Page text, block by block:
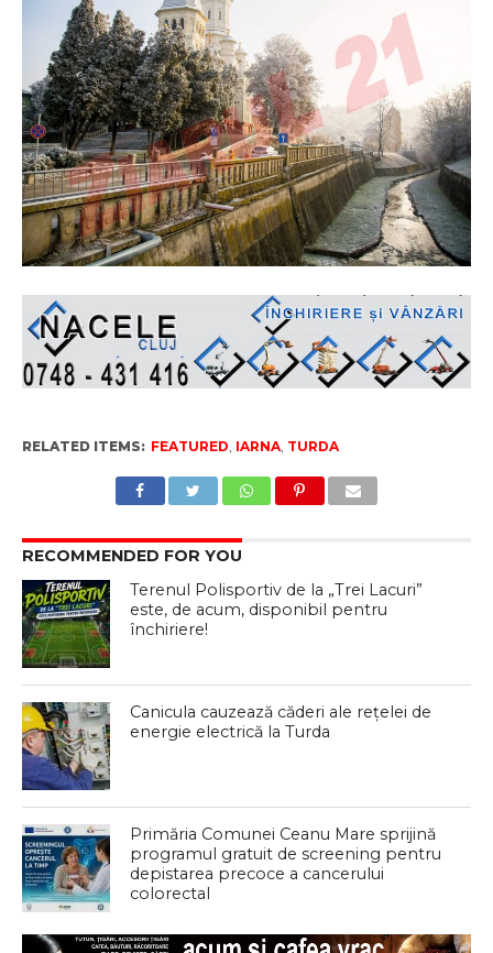
RELATED ITEMS: FEATURED, IARNA, TURDA
RECOMMENDED FOR YOU
Terenul Polisportiv de la „Trei Lacuri”
este, de acum, disponibil pentru
închiriere!
Canicula cauzează căderi ale rețelei de
energie electrică la Turda
Primăria Comunei Ceanu Mare sprijină
programul gratuit de screening pentru
depistarea precoce a cancerului
colorectal